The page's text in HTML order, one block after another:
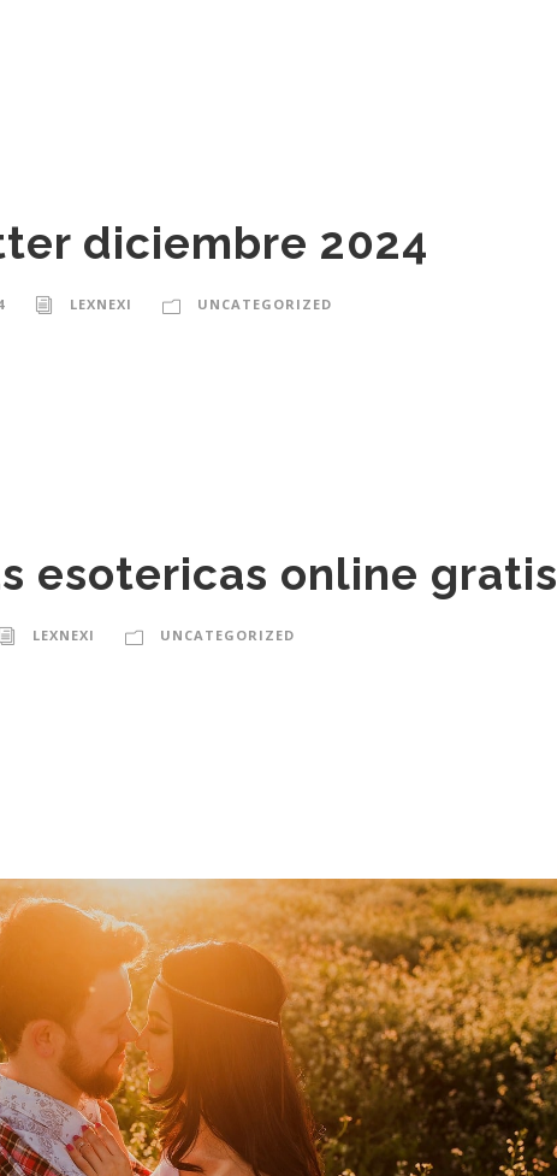
diciembre 2024
LEXNEXI UNCATEGORIZED
esotericas online gratis
LEXNEXI UNCATEGORIZED